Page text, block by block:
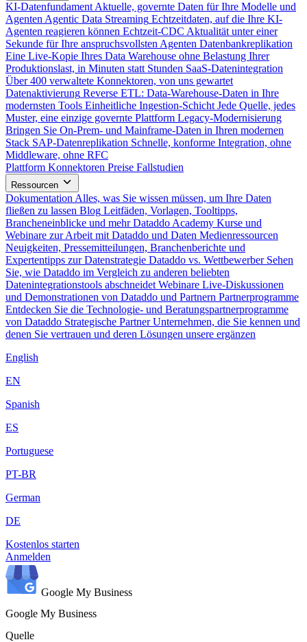
KI-Datenfundament Aktuelle, governte Daten für Ihre Modelle und
Agenten Agentic Data Streaming Echtzeitdaten, auf die Ihre KI-
Agenten reagieren können Echtzeit-CDC Aktualität unter einer
Sekunde für Ihre anspruchsvollsten Agenten Datenbankreplikation
Eine Live-Kopie Ihres Data Warehouse ohne Belastung Ihrer
Produktionslast, in Minuten statt Stunden SaaS-Datenintegration
Über 400 verwaltete Konnektoren, von uns gewartet
Datenaktivierung Reverse ETL: Data-Warehouse-Daten in Ihre
modernsten Tools Einheitliche Ingestion-Schicht Jede Quelle, jedes
Muster, eine einzige governte Plattform Legacy-Modernisierung
Bringen Sie On-Prem- und Mainframe-Daten in Ihren modernen
Stack SAP-Datenreplikation Schnelle, konforme Integration, ohne
Middleware, ohne RFC
Plattform Konnektoren Preise Fallstudien
Ressourcen
Dokumentation Alles, was Sie wissen müssen, um Ihre Daten
fließen zu lassen Blog Leitfäden, Vorlagen, Tooltipps,
Brancheneinblicke und mehr Dataddo Academy Kurse und
Webinare zur Arbeit mit Dataddo und Daten Medienressourcen
Neuigkeiten, Pressemitteilungen, Branchenberichte und
Expertentipps zur Datenstrategie Dataddo vs. Wettbewerber Sehen
Sie, wie Dataddo im Vergleich zu anderen beliebten
Datenintegrationstools abschneidet Webinare Live-Diskussionen
und Demonstrationen von Dataddo und Partnern Partnerprogramme
Entdecken Sie die Technologie- und Beratungspartnerprogramme
von Dataddo Strategische Partner Unternehmen, die Sie kennen und
denen Sie vertrauen und deren Lösungen unsere ergänzen
English
EN
Spanish
ES
Portuguese
PT-BR
German
DE
Kostenlos starten
Anmelden
Google My Business
Google My Business
Quelle